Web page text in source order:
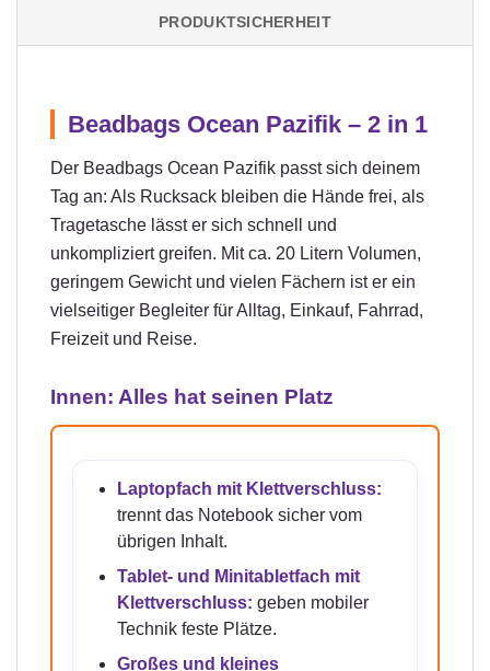
PRODUKTSICHERHEIT
Beadbags Ocean Pazifik – 2 in 1
Der Beadbags Ocean Pazifik passt sich deinem
Tag an: Als Rucksack bleiben die Hände frei, als
Tragetasche lässt er sich schnell und
unkompliziert greifen. Mit ca. 20 Litern Volumen,
geringem Gewicht und vielen Fächern ist er ein
vielseitiger Begleiter für Alltag, Einkauf, Fahrrad,
Freizeit und Reise.
Innen: Alles hat seinen Platz
Laptopfach mit Klettverschluss:
trennt das Notebook sicher vom
übrigen Inhalt.
Tablet- und Minitabletfach mit
Klettverschluss: geben mobiler
Technik feste Plätze.
Großes und kleines